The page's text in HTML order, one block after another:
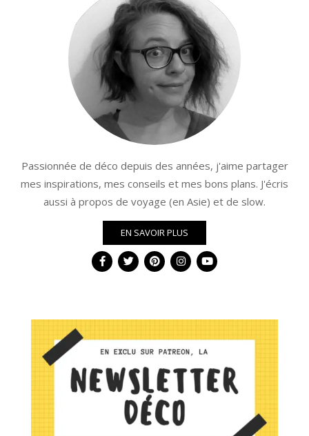
Passionnée de déco depuis des années, j'aime partager
mes inspirations, mes conseils et mes bons plans. J'écris
aussi à propos de voyage (en Asie) et de slow.
EN SAVOIR PLUS